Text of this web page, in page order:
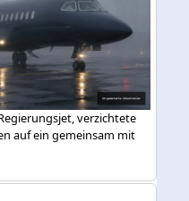
verzichtete
auf ein gemeinsam mit